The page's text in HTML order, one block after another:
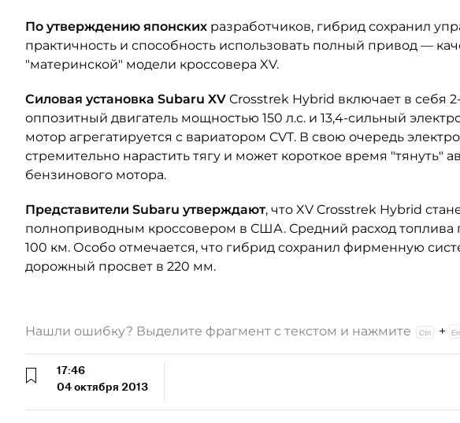
По утверждению японских разработчиков, гибрид сохранил
практичность и способность использовать полный привод —
"материнской" модели кроссовера XV.
Силовая установка Subaru XV Crosstrek Hybrid включает в себя
оппозитный двигатель мощностью 150 л.с. и 13,4-сильный
мотор агрегатируется с вариатором CVT. В свою очередь
стремительно нарастить тягу и может короткое время "тянуть"
бензинового мотора.
Представители Subaru утверждают, что XV Crosstrek Hybrid
полноприводным кроссовером в США. Средний расход топлива
100 км. Особо отмечается, что гибрид сохранил фирменную
дорожный просвет в 220 мм.
Нашли ошибку? Выделите фрагмент с текстом и нажмите +
17:46
04 октября 2013